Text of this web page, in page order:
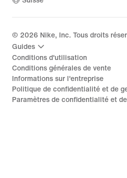
© 2026 Nike, Inc. Tous droits
Guides
Conditions d'utilisation
Conditions générales de vente
Informations sur l'entreprise
Politique de confidentialité et de
Paramètres de confidentialité et